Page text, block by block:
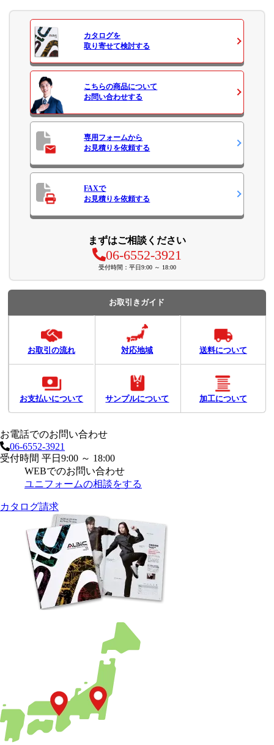
カタログを
取り寄せて検討する
こちらの商品について
お問い合わせする
専用フォームから
お見積り を依頼する
FAXで
お見積り を依頼する
まずはご相談ください
06-6552-3921
受付時間：平日9:00 ～ 18:00
お取引きガイド
お取引の流れ 対応地域 送料について
お支払いについて サンプルについて 加工について
お電話でのお問い合わせ
06-6552-3921
受付時間 平日9:00 ～ 18:00
WEBでのお問い合わせ
ユニフォームの相談をする
カタログ請求